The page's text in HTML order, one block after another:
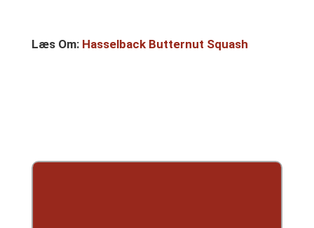
Læs Om: Hasselback Butternut Squash